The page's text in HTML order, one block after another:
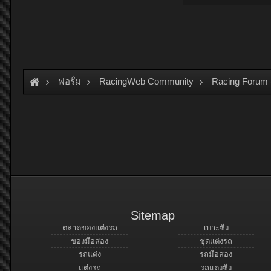
ฟอรั่ม RacingWeb Community Racing
Sitemap
ตลาดของแต่งรถ
ของมือสอง
รถแต่ง
แต่งรถ
เบาะซิ่ง
ชุดแต่งรถ
รถมือสอง
รถแต่งซิ่ง